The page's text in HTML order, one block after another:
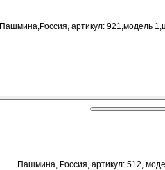
Пашмина,Россия, артикул: 921,модель
Пашмина, Россия, артикул: 512,